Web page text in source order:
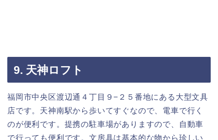
9. 天神ロフト
福岡市中央区渡辺通４丁目９−２５番地にある大型文具
店です。天神南駅から歩いてすぐなので、電車で行く
のが便利です。提携の駐車場がありますので、自動車
で行っても便利です。文房具は基本的な物から珍しい